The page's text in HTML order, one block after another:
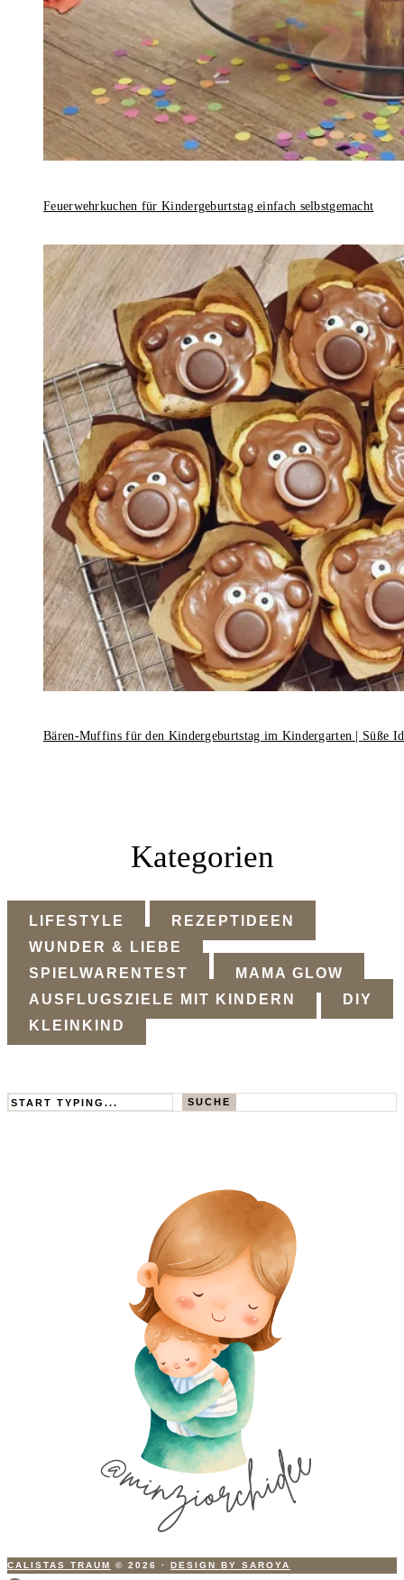
Feuerwehrkuchen für Kindergeburtstag einfach selbstgemacht
Bären-Muffins für den Kindergeburtstag im Kindergarten | Süße
Kategorien
LIFESTYLE
REZEPTIDEEN
WUNDER & LIEBE
SPIELWARENTEST
MAMA GLOW
AUSFLUGSZIELE MIT KINDERN
DIY
KLEINKIND
Search SUCHE
CALISTAS TRAUM © 2026 · DESIGN BY SAROYA